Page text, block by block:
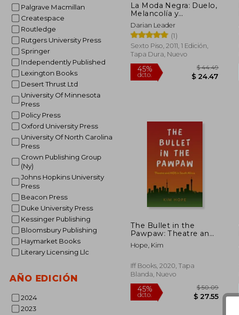
Palgrave Macmillan
Createspace
Routledge
Rutgers University Press
Springer
Independently Published
Lexington Books
Desert Thrust Ltd
University Of Minnesota
Press
Policy Press
Oxford University Press
University Of North Carolina
Press
Crown Publishing Group
(Ny)
Johns Hopkins University
Press
Beacon Press
Duke University Press
Kessinger Publishing
Bloomsbury Publishing
Haymarket Books
Literary Licensing Llc
AÑO EDICIÓN
2024
2023
La Moda Negra: Duelo,
Melancolía y
Depresión
Darian Leader
(1)
Sexto Piso, 2011, 1 Edición,
Tapa Dura, Nuevo
45%
dcto.
The Bullet in the
Pawpaw: Theatre and
AIDS in South Africa
(en Inglés)
Hope, Kim
Iff Books, 2020, Tapa
Blanda, Nuevo